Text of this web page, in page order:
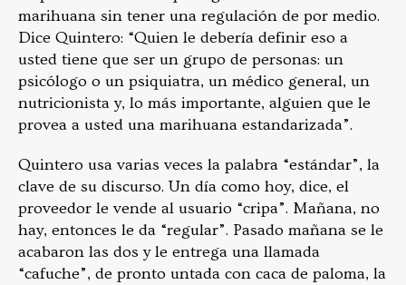
marihuana sin tener una regulación de por medio.
Dice Quintero: “Quien le debería definir eso a
usted tiene que ser un grupo de personas: un
psicólogo o un psiquiatra, un médico general, un
nutricionista y, lo más importante, alguien que le
provea a usted una marihuana estandarizada”.
Quintero usa varias veces la palabra “estándar”, la
clave de su discurso. Un día como hoy, dice, el
proveedor le vende al usuario “cripa”. Mañana, no
hay, entonces le da “regular”. Pasado mañana se le
acabaron las dos y le entrega una llamada
“cafuche”, de pronto untada con caca de paloma, la